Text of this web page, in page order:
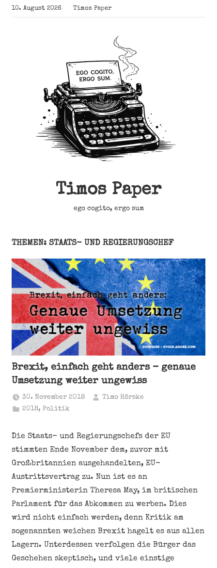
Zum
Inhalt
10. August 2026 Timos Paper
Timos Paper
ego cogito, ergo sum
THEMEN: STAATS- UND REGIERUNGSCHEF
Brexit, einfach geht anders – genaue
Umsetzung weiter ungewiss
30. November 2018
Timo Hörske
2018,Politik
Die Staats- und Regierungschefs der EU
stimmten Ende November dem, zuvor mit
Großbritannien ausgehandelten, EU-
Austrittsvertrag zu. Nun ist es an
Premierministerin Theresa May, im britischen
Parlament für das Abkommen zu werben. Dies
wird nicht einfach werden, denn Kritik am
sogenannten weichen Brexit hagelt es aus allen
Lagern. Unterdessen verfolgen die Bürger das
Geschehen skeptisch, und viele einstige